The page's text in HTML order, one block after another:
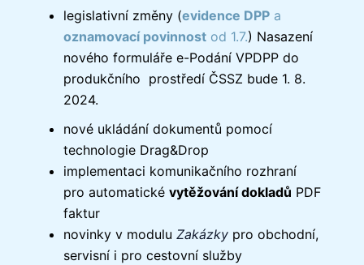
legislativní změny (evidence DPP a
oznamovací povinnost od 1.7.) Nasazení
nového formuláře e-Podání VPDPP do
produkčního prostředí ČSSZ bude 1. 8.
2024.
nové ukládání dokumentů pomocí
technologie Drag&Drop
implementaci komunikačního rozhraní
pro automatické vytěžování dokladů PDF
faktur
novinky v modulu Zakázky pro obchodní,
servisní i pro cestovní služby